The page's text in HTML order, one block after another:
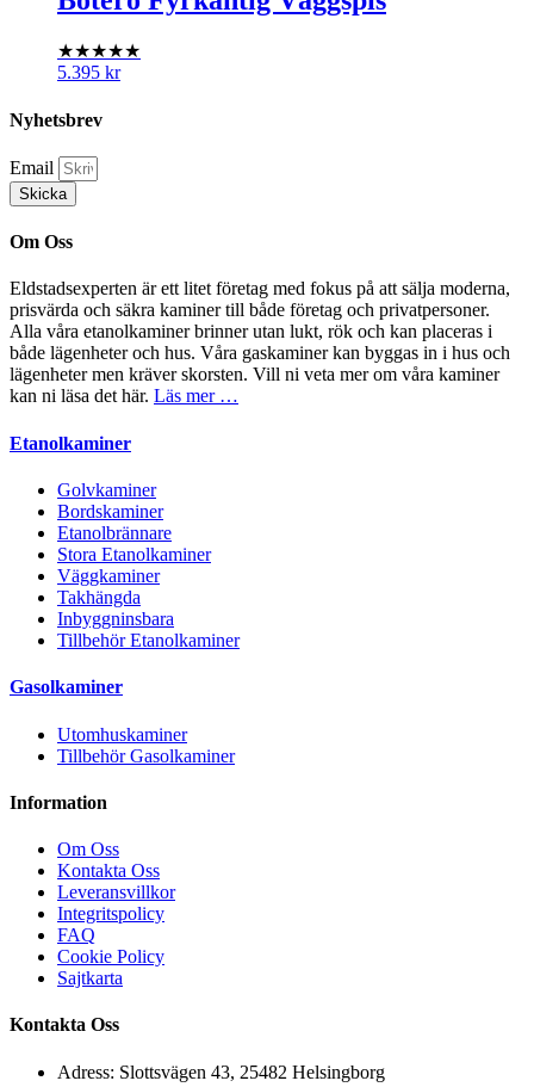
★★★★★
5.395 kr
Nyhetsbrev
Email
Skicka
Om Oss
Eldstadsexperten är ett litet företag med fokus på att sälja moderna,
prisvärda och säkra kaminer till både företag och privatpersoner.
Alla våra etanolkaminer brinner utan lukt, rök och kan placeras i
både lägenheter och hus. Våra gaskaminer kan byggas in i hus och
lägenheter men kräver skorsten. Vill ni veta mer om våra kaminer
kan ni läsa det här. Läs mer …
Etanolkaminer
Golvkaminer
Bordskaminer
Etanolbrännare
Stora Etanolkaminer
Väggkaminer
Takhängda
Inbyggninsbara
Tillbehör Etanolkaminer
Gasolkaminer
Utomhuskaminer
Tillbehör Gasolkaminer
Information
Om Oss
Kontakta Oss
Leveransvillkor
Integritspolicy
FAQ
Cookie Policy
Sajtkarta
Kontakta Oss
Adress: Slottsvägen 43, 25482 Helsingborg